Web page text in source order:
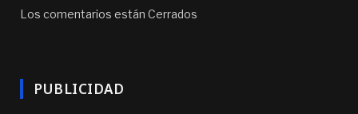
Los comentarios están Cerrados
PUBLICIDAD